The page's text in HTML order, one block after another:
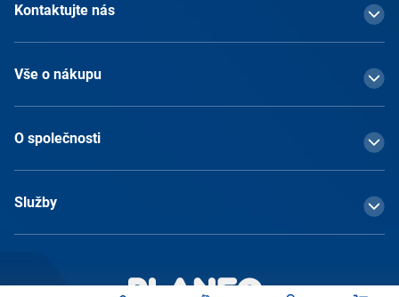
Kontaktujte nás
Vše o nákupu
O společnosti
Služby